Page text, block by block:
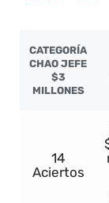
CATEGORÍA
CHAO JEFE
$3
MILLONES
14
Aciertos